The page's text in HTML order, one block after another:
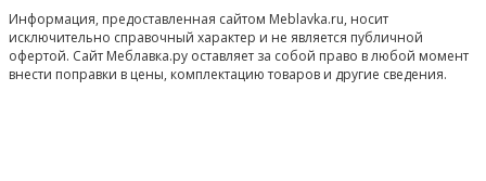
Информация, предоставленная сайтом Meblavka.ru, носит
исключительно справочный характер и не является публичной
офертой. Сайт Меблавка.ру оставляет за собой право в любой момент
внести поправки в цены, комплектацию товаров и другие сведения.